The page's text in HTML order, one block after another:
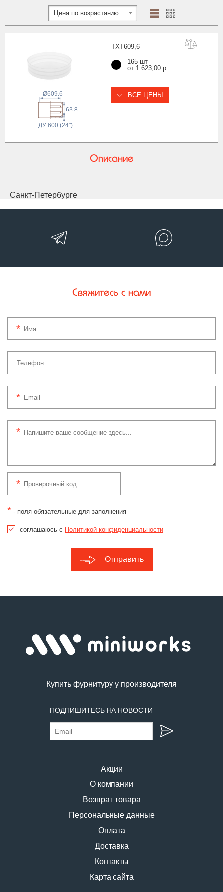
Цена по возрастанию
TXT609,6
63.8
ДУ 600 (24")
Ø609.6
165 шт
от 1 623,00 р.
ВСЕ ЦЕНЫ
Описание
Санкт-Петербурге
Свяжитесь с нами
* - поля обязательные для заполнения
соглашаюсь с Политикой конфиденциальности
Отправить
Купить фурнитуру у производителя
ПОДПИШИТЕСЬ НА НОВОСТИ
Акции
О компании
Возврат товара
Персональные данные
Оплата
Доставка
Контакты
Карта сайта